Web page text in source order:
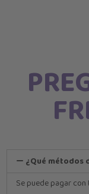
¿Qué métodos
Se puede pagar